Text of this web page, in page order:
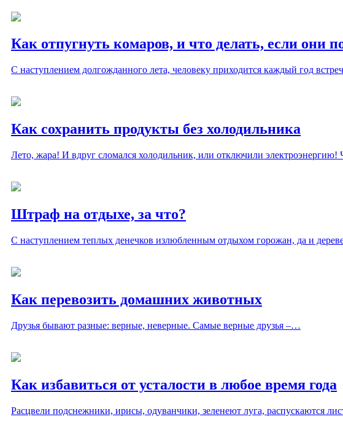
Как отпугнуть комаров, и что делать, если они
С наступлением долгожданного лета, человеку приходится каждый год
Как сохранить продукты без холодильника
Лето, жара! И вдруг сломался холодильник, или отключили
Штраф на отдыхе, за что?
С наступлением теплых денечков излюбленным отдыхом горожан, да и
Как перевозить домашних животных
Друзья бывают разные: верные, неверные. Самые верные друзья –…
Как избавиться от усталости в любое время года
Расцвели подснежники, ирисы, одуванчики, зеленеют луга, распускаются